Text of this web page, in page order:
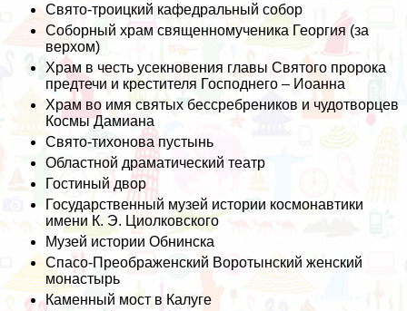
Свято-троицкий кафедральный собор
Соборный храм священномученика Георгия (за
верхом)
Храм в честь усекновения главы Святого пророка
предтечи и крестителя Господнего – Иоанна
Храм во имя святых бессребреников и чудотворцев
Космы Дамиана
Свято-тихонова пустынь
Областной драматический театр
Гостиный двор
Государственный музей истории космонавтики
имени К. Э. Циолковского
Музей истории Обнинска
Спасо-Преображенский Воротынский женский
монастырь
Каменный мост в Калуге